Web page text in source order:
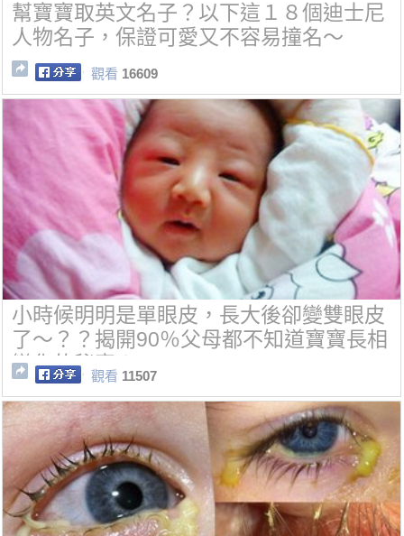
幫寶寶取英文名子？以下這１８個迪士尼
人物名子，保證可愛又不容易撞名～
觀看 16609
小時候明明是單眼皮，長大後卻變雙眼皮
了～？？揭開90％父母都不知道寶寶長相
變化的秘密！
觀看 11507